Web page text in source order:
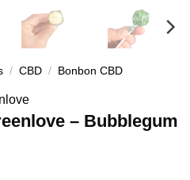
/ CBD / Bonbon CBD
– Bubblegum